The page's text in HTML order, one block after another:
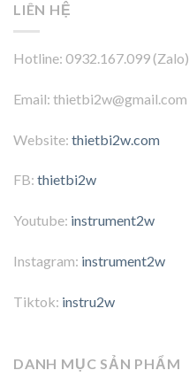
LIÊN HỆ
Hotline: 0932.167.099 (Zalo)
Email: thietbi2w@gmail.com
Website: thietbi2w.com
FB: thietbi2w
Youtube: instrument2w
Instagram: instrument2w
Tiktok: instru2w
DANH MỤC SẢN PHẨM